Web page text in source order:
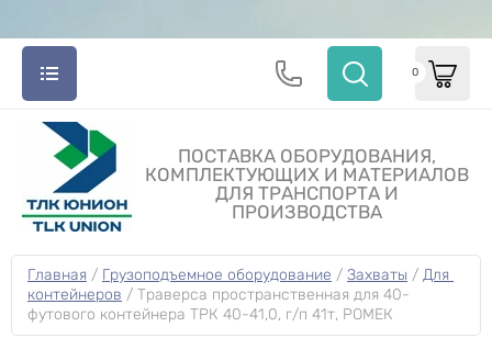
ПОСТАВКА ОБОРУДОВАНИЯ,
КОМПЛЕКТУЮЩИХ И МАТЕРИАЛОВ
ДЛЯ ТРАНСПОРТА И
ПРОИЗВОДСТВА
0
Главная / Грузоподъемное оборудование / Захваты / Для
контейнеров / Траверса пространственная для 40-
футового контейнера ТРК 40-41,0, г/п 41т, РОМЕК